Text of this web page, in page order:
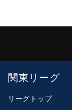
関東リーグ
リーグトップ